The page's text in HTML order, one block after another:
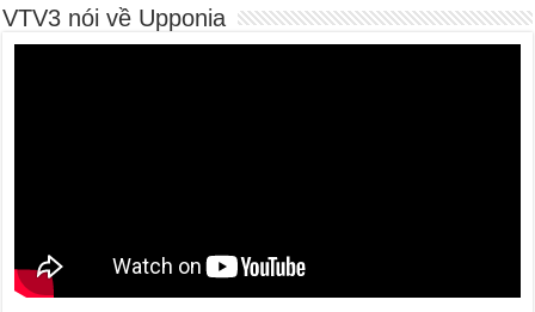
VTV3 nói về Upponia